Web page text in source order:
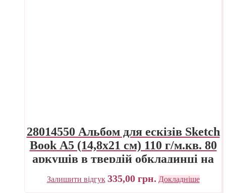
28014550 Альбом для ескізів Sketch
Book А5 (14,8х21 см) 110 г/м.кв. 80
аркушів в твердій обкладинці на
спіралі по довгій стороні Fabriano
Італія
Залишити відгук 335,00 грн. Докладніше